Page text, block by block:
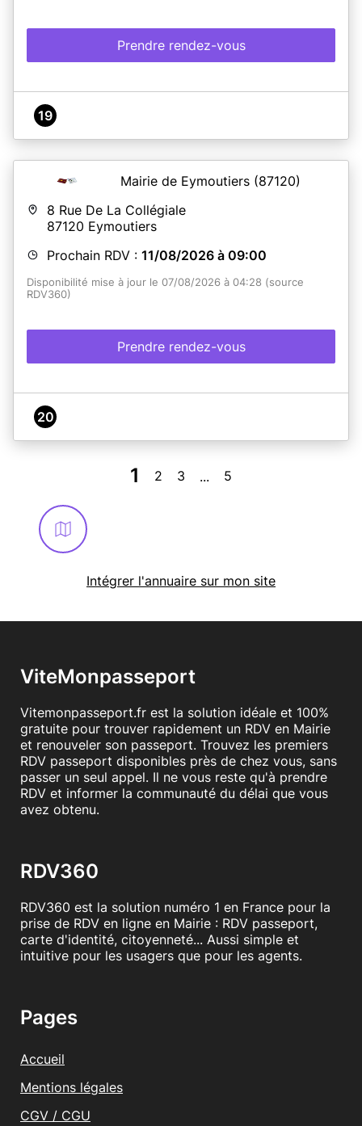
Prendre rendez-vous
19
Mairie de Eymoutiers (87120)
8 Rue De La Collégiale
87120 Eymoutiers
Prochain RDV : 11/08/2026 à 09:00
Disponibilité mise à jour le 07/08/2026 à 04:28 (source
RDV360)
Prendre rendez-vous
20
1 2 3 ... 5
Intégrer l'annuaire sur mon site
ViteMonpasseport
Vitemonpasseport.fr est la solution idéale et 100%
gratuite pour trouver rapidement un RDV en Mairie
et renouveler son passeport. Trouvez les premiers
RDV passeport disponibles près de chez vous, sans
passer un seul appel. Il ne vous reste qu'à prendre
RDV et informer la communauté du délai que vous
avez obtenu.
RDV360
RDV360 est la solution numéro 1 en France pour la
prise de RDV en ligne en Mairie : RDV passeport,
carte d'identité, citoyenneté... Aussi simple et
intuitive pour les usagers que pour les agents.
Pages
Accueil
Mentions légales
CGV / CGU